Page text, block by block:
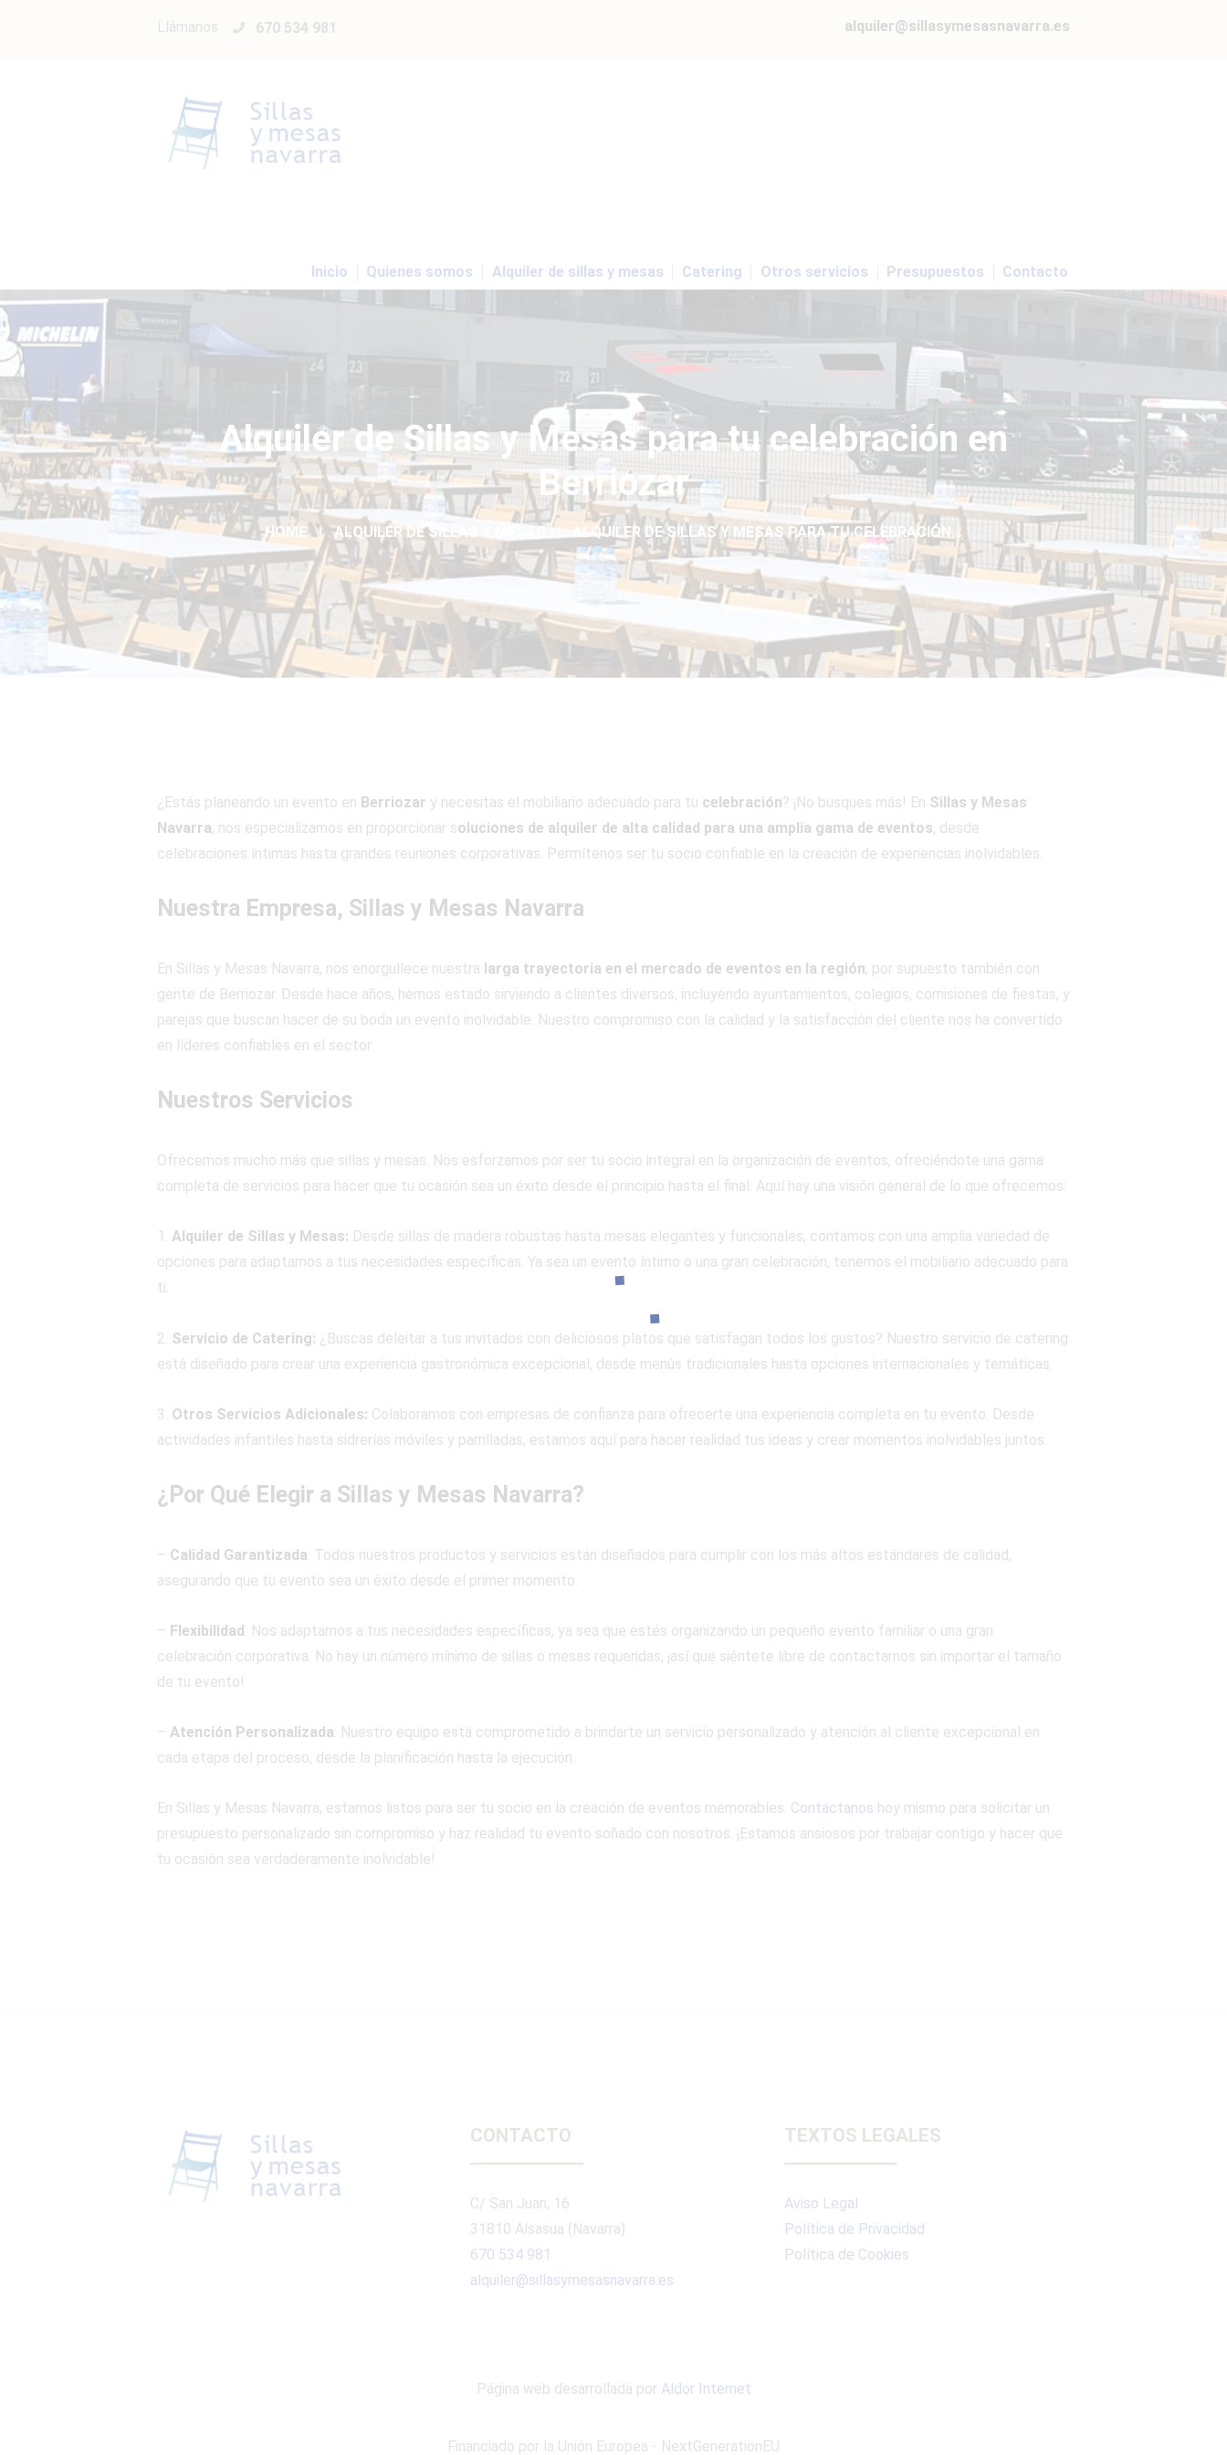
Llámanos 670 534 981 alquiler@sillasymesasnavarra.es
Inicio Quienes somos Alquiler de sillas y mesas Catering Otros servicios Presupuestos Contacto
Alquiler de Sillas y Mesas para tu celebración en
Berriozar
HOME ALQUILER DE SILLAS Y MESAS ALQUILER DE SILLAS Y MESAS PARA TU CELEBRACIÓN...
¿Estás planeando un evento en Berriozar y necesitas el mobiliario adecuado para tu celebración? ¡No busques más! En Sillas y Mesas
Navarra, nos especializamos en proporcionar soluciones de alquiler de alta calidad para una amplia gama de eventos, desde
celebraciones íntimas hasta grandes reuniones corporativas. Permítenos ser tu socio confiable en la creación de experiencias inolvidables.
Nuestra Empresa, Sillas y Mesas Navarra
En Sillas y Mesas Navarra, nos enorgullece nuestra larga trayectoria en el mercado de eventos en la región, por supuesto también con
gente de Berriozar. Desde hace años, hemos estado sirviendo a clientes diversos, incluyendo ayuntamientos, colegios, comisiones de fiestas, y
parejas que buscan hacer de su boda un evento inolvidable. Nuestro compromiso con la calidad y la satisfacción del cliente nos ha convertido
en líderes confiables en el sector.
Nuestros Servicios
Ofrecemos mucho más que sillas y mesas. Nos esforzamos por ser tu socio integral en la organización de eventos, ofreciéndote una gama
completa de servicios para hacer que tu ocasión sea un éxito desde el principio hasta el final. Aquí hay una visión general de lo que ofrecemos:
1. Alquiler de Sillas y Mesas: Desde sillas de madera robustas hasta mesas elegantes y funcionales, contamos con una amplia variedad de
opciones para adaptarnos a tus necesidades específicas. Ya sea un evento íntimo o una gran celebración, tenemos el mobiliario adecuado para
ti.
2. Servicio de Catering: ¿Buscas deleitar a tus invitados con deliciosos platos que satisfagan todos los gustos? Nuestro servicio de catering
está diseñado para crear una experiencia gastronómica excepcional, desde menús tradicionales hasta opciones internacionales y temáticas.
3. Otros Servicios Adicionales: Colaboramos con empresas de confianza para ofrecerte una experiencia completa en tu evento. Desde
actividades infantiles hasta sidrerías móviles y parrilladas, estamos aquí para hacer realidad tus ideas y crear momentos inolvidables juntos.
¿Por Qué Elegir a Sillas y Mesas Navarra?
– Calidad Garantizada: Todos nuestros productos y servicios están diseñados para cumplir con los más altos estándares de calidad,
asegurando que tu evento sea un éxito desde el primer momento.
– Flexibilidad: Nos adaptamos a tus necesidades específicas, ya sea que estés organizando un pequeño evento familiar o una gran
celebración corporativa. No hay un número mínimo de sillas o mesas requeridas, ¡así que siéntete libre de contactarnos sin importar el tamaño
de tu evento!
– Atención Personalizada: Nuestro equipo está comprometido a brindarte un servicio personalizado y atención al cliente excepcional en
cada etapa del proceso, desde la planificación hasta la ejecución.
En Sillas y Mesas Navarra, estamos listos para ser tu socio en la creación de eventos memorables. Contáctanos hoy mismo para solicitar un
presupuesto personalizado sin compromiso y haz realidad tu evento soñado con nosotros. ¡Estamos ansiosos por trabajar contigo y hacer que
tu ocasión sea verdaderamente inolvidable!
CONTACTO
C/ San Juan, 16
31810 Alsasua (Navarra)
670 534 981
alquiler@sillasymesasnavarra.es
TEXTOS LEGALES
Aviso Legal
Política de Privacidad
Política de Cookies
Página web desarrollada por Aldor Internet
Financiado por la Unión Europea - NextGenerationEU